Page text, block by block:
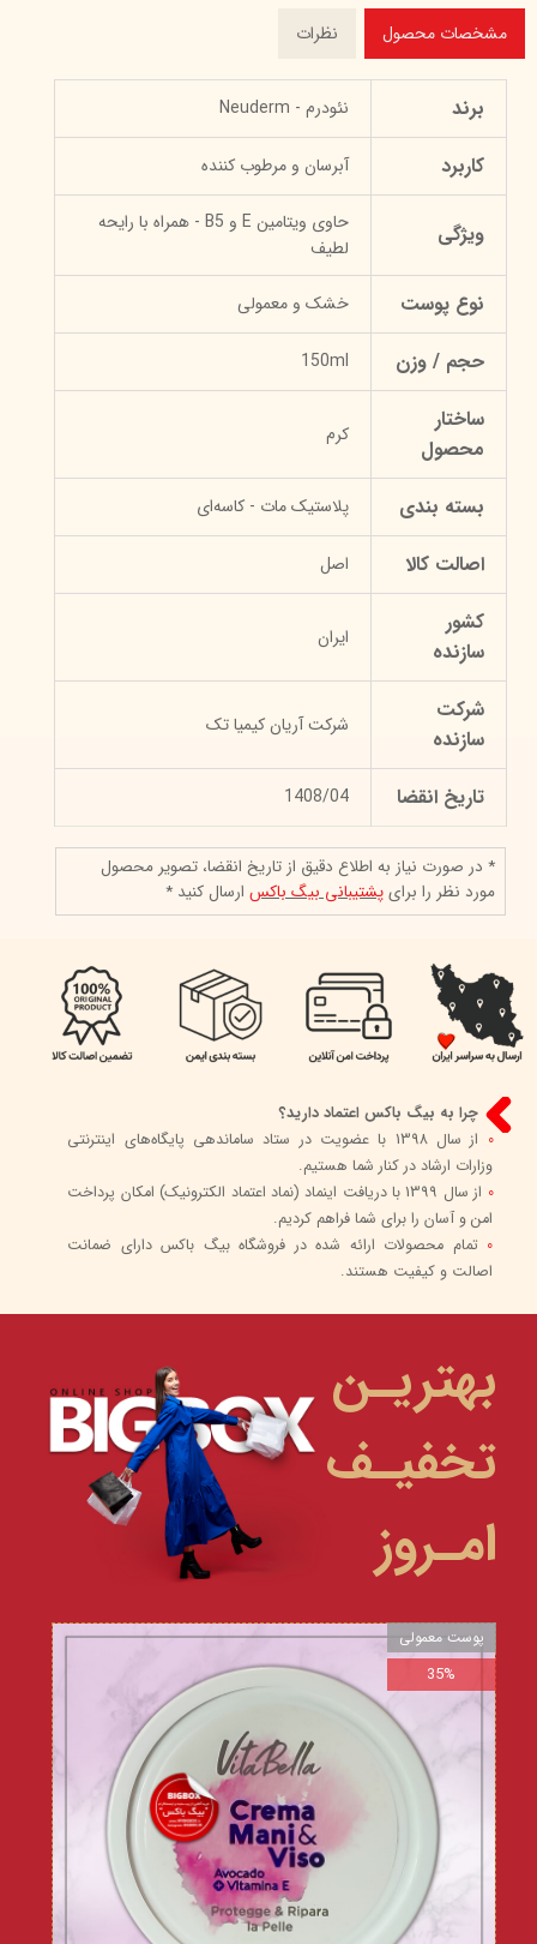
مشخصات محصول نظرات
برند نئودرم - Neuderm
کاربرد آبرسان و مرطوب کننده
ویژگی
حاوی ویتامین E و B5 - همراه با رایحه
لطیف
نوع پوست خشک و معمولی
حجم / وزن 150ml
ساختار
محصول
کرم
بسته بندی پلاستیک مات - کاسه‌ای
اصالت کالا اصل
کشور
سازنده
ایران
شرکت
سازنده
شرکت آریان کیمیا تک
تاریخ انقضا 1408/04
* در صورت نیاز به اطلاع دقیق از تاریخ انقضا، تصویر محصول
مورد نظر را برایپشتیبانی بیگ باکسارسال کنید *
چرا به بیگ باکس اعتماد دارید؟
0
از سال 1398 با عضویت در ستاد ساماندهی پایگاه‌های اینترنتی
وزارات ارشاد در کنار شما هستیم.
0
از سال 1399 با دریافت اینماد (نماد اعتماد الکترونیک) امکان پرداخت
امن و آسان را برای شما فراهم کردیم.
0 تمام محصولات ارائه شده در فروشگاه بیگ باکس دارای ضمانت
اصالت و کیفیت هستند.
بهتریـن
تخفیـف
امـروز
پوست معمولی
35%